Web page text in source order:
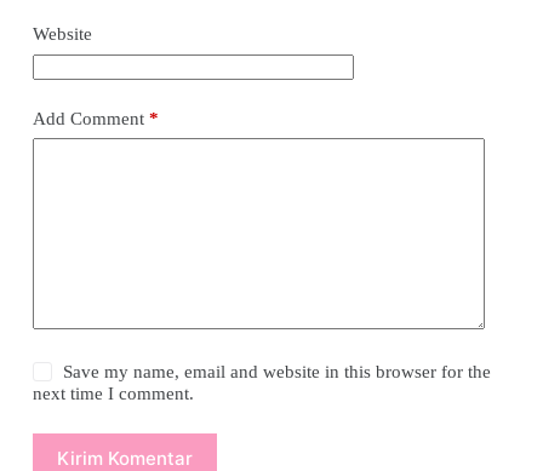
Website
Add Comment*
Save my name, email and website in this browser for the
next time I comment.
Kirim Komentar